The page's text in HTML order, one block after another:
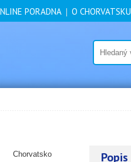
PORADNA O CHORVATSKU
Chorvatsko
Popis